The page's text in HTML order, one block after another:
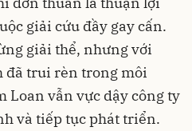
giải cứu đầy gay cấn.
giải thể, nhưng với
đã trui rèn trong môi
Loan vẫn vực dậy công ty
và tiếp tục phát triển.